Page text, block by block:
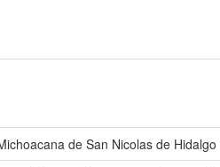
de San Nicolas de Hidalgo